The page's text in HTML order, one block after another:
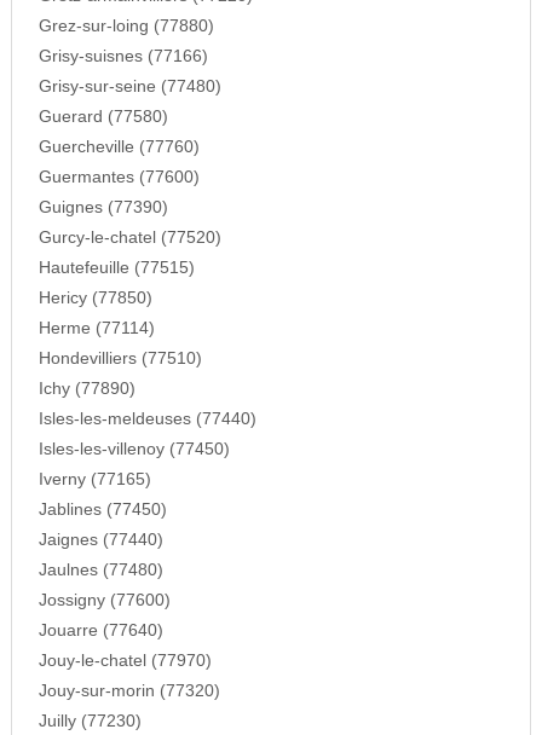
Grez-sur-loing (77880)
Grisy-suisnes (77166)
Grisy-sur-seine (77480)
Guerard (77580)
Guercheville (77760)
Guermantes (77600)
Guignes (77390)
Gurcy-le-chatel (77520)
Hautefeuille (77515)
Hericy (77850)
Herme (77114)
Hondevilliers (77510)
Ichy (77890)
Isles-les-meldeuses (77440)
Isles-les-villenoy (77450)
Iverny (77165)
Jablines (77450)
Jaignes (77440)
Jaulnes (77480)
Jossigny (77600)
Jouarre (77640)
Jouy-le-chatel (77970)
Jouy-sur-morin (77320)
Juilly (77230)